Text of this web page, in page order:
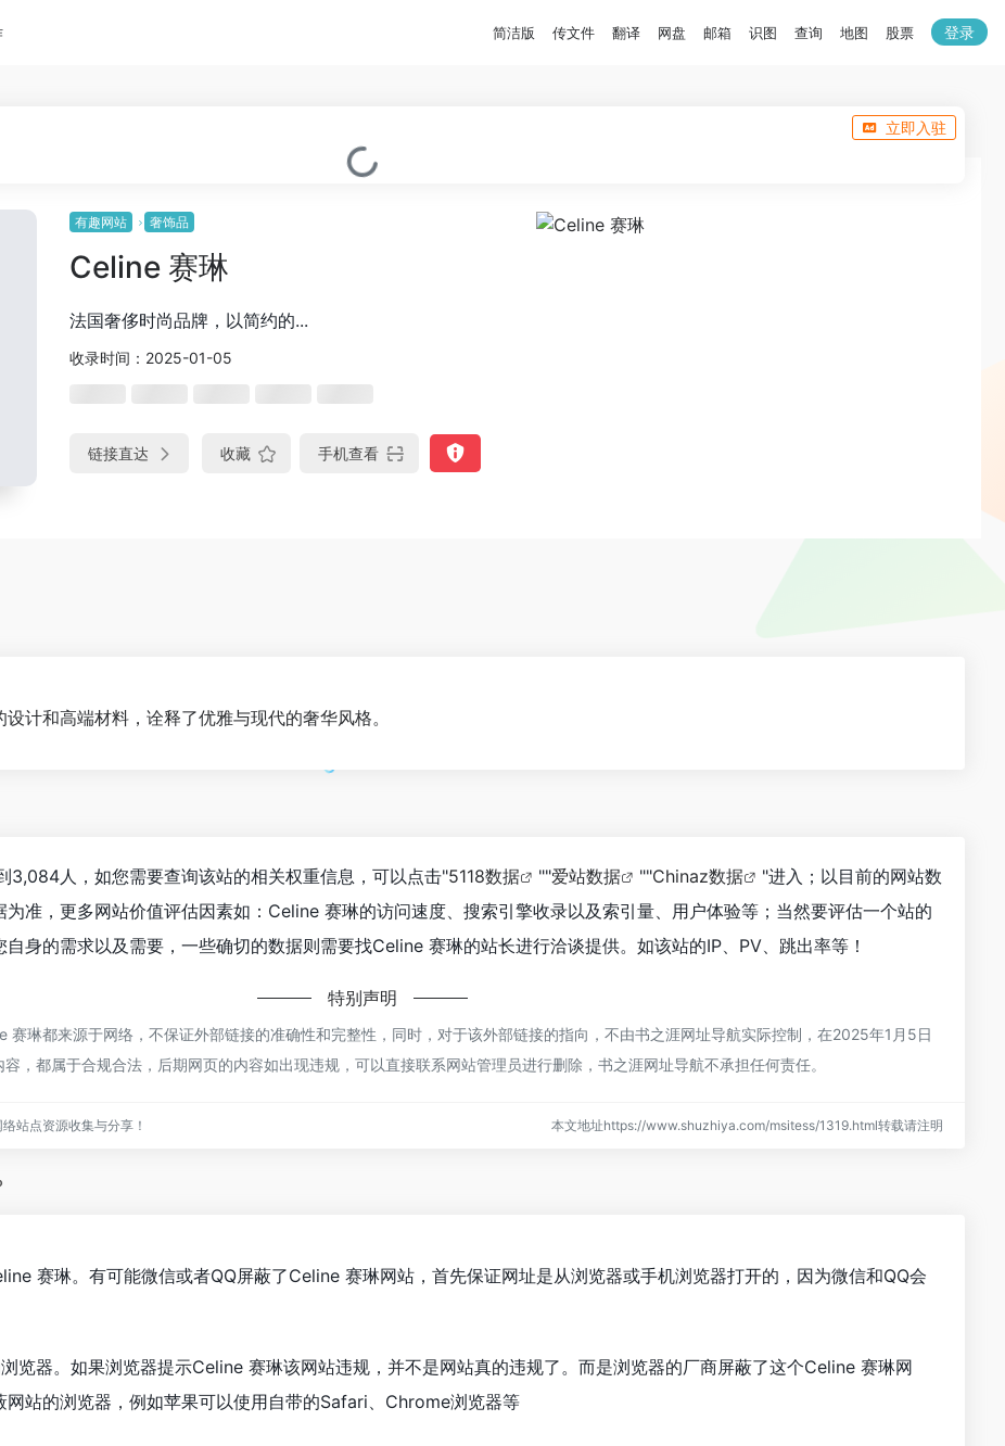
简洁版 传文件 翻译 网盘 邮箱 识图 查询 地图 股票 登录
立即入驻
有趣网站 奢饰品
Celine 赛琳
法国奢侈时尚品牌，以简约的...
收录时间：2025-01-05
链接直达 收藏 手机查看
计和高端材料，诠释了优雅与现代的奢华风格。
3,084人，如您需要查询该站的相关权重信息，可以点击"5118数据 ""爱站数据 ""Chinaz数据
"进入；以目前的网站数
准，更多网站价值评估因素如：Celine 赛琳的访问速度、搜索引擎收录以及索引量、用户体验等；当然要评估一个站的
身的需求以及需要，一些确切的数据则需要找Celine 赛琳的站长进行洽谈提供。如该站的IP、PV、跳出率等！
特别声明
赛琳都来源于网络，不保证外部链接的准确性和完整性，同时，对于该外部链接的指向，不由书之涯网址导航实际控制，在2025年1月5日
，都属于合规合法，后期网页的内容如出现违规，可以直接联系网站管理员进行删除，书之涯网址导航不承担任何责任。
站点资源收集与分享！ 本文地址https://www.shuzhiya.com/msitess/1319.html转载请注明
赛琳。有可能微信或者QQ屏蔽了Celine 赛琳网站，首先保证网址是从浏览器或手机浏览器打开的，因为微信和QQ会
览器。如果浏览器提示Celine 赛琳该网站违规，并不是网站真的违规了。而是浏览器的厂商屏蔽了这个Celine 赛琳网
网站的浏览器，例如苹果可以使用自带的Safari、Chrome浏览器等